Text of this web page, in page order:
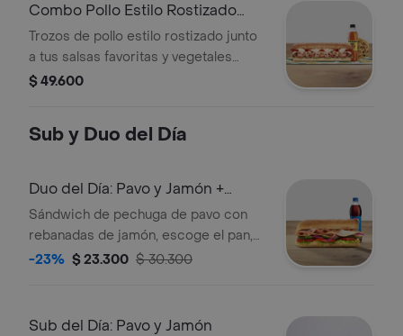
Combo Pollo Estilo Rostizado
Footlong
Trozos de pollo estilo rostizado junto
a tus salsas favoritas y vegetales
frescos. Llévalo combo con bebida
$ 49.600
Sub y Duo del Día
Duo del Día: Pavo y Jamón +
Bebida
Sándwich de pechuga de pavo con
rebanadas de jamón, escoge el pan,
queso americano, vegetales y salsas
-23% $ 23.300 $ 30.300
Sub del Día: Pavo y Jamón